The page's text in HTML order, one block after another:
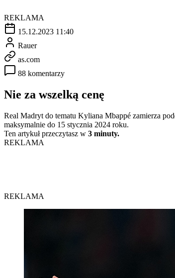
REKLAMA
15.12.2023 11:40
Rauer
as.com
88 komentarzy
Nie za wszelką cenę
Real Madryt do tematu Kyliana Mbappé zamierza
maksymalnie do 15 stycznia 2024 roku.
Ten artykuł przeczytasz w 3 minuty.
REKLAMA
REKLAMA